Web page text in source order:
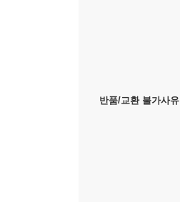
반품/교환 불가사유